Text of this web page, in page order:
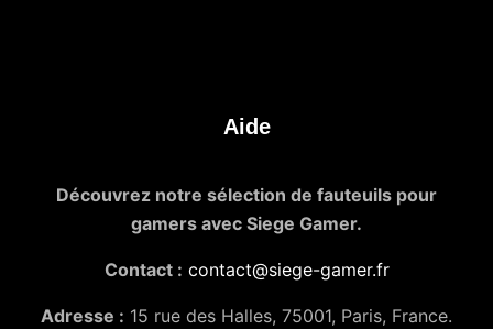
Aide
Découvrez notre sélection de fauteuils pour
gamers avec Siege Gamer.
Contact : contact@siege-gamer.fr
Adresse : 15 rue des Halles, 75001, Paris, France.